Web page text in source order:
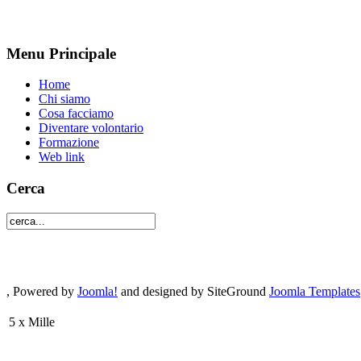
Menu Principale
Home
Chi siamo
Cosa facciamo
Diventare volontario
Formazione
Web link
Cerca
, Powered by Joomla! and designed by SiteGround Joomla Templates
5 x Mille